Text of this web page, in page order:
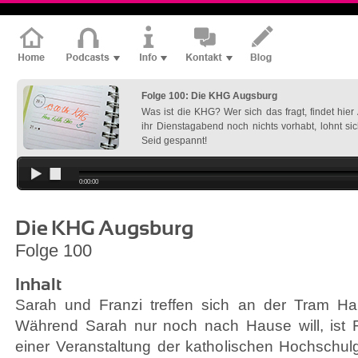
Folge 100: Die KHG Augsburg
Was ist die KHG? Wer sich das fragt, findet hier
ihr Dienstagabend noch nichts vorhabt, lohnt
Seid gespannt!
0:00:00
Die KHG Augsburg
Folge 100
Inhalt
Sarah und Franzi treffen sich an der Tram
Während Sarah nur noch nach Hause will, ist
einer Veranstaltung der katholischen